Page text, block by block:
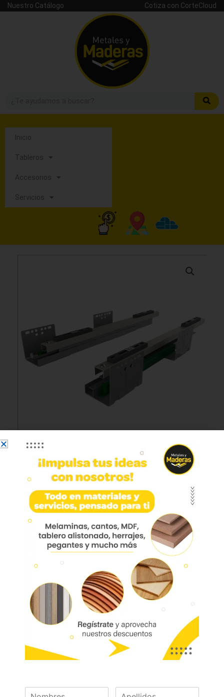
Nuestro Catálogo Cotiza con CorteCloud
Inicio
Tableros
Accesorios
Servicios
Rieles Canastas Montaje
Lateral Cierre Suave
Hso134-00
Riel para canastas montaje lateral cierre
lento
Madecentro
Código:
05174
Referencia:
Las imágenes mostradas son de referencia y los colores podrían variar
en físico. Los costos de envío son variables y serán asumidos por el
inventario. Precio sujeto a cambios sin previo aviso.